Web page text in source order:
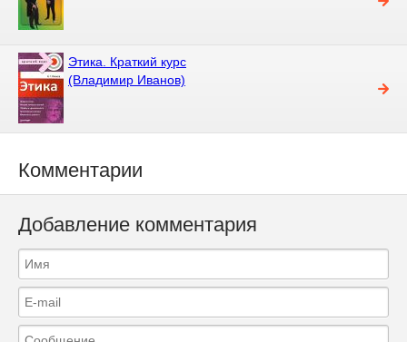
Этика. Краткий курс
(Владимир Иванов)
Комментарии
Добавление комментария